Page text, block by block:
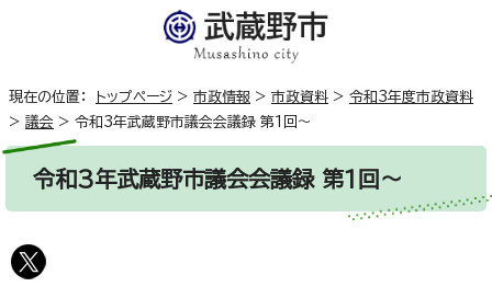
現在の位置： トップページ > 市政情報 > 市政資料 > 令和3年度市政資料
> 議会 > 令和3年武蔵野市議会会議録 第1回～
令和3年武蔵野市議会会議録 第1回～